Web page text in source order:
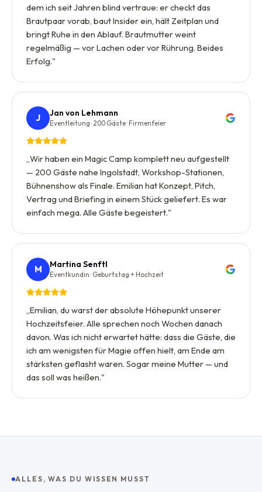
dem ich seit Jahren blind vertraue: er checkt das
Brautpaar vorab, baut Insider ein, hält Zeitplan und
bringt Ruhe in den Ablauf. Brautmutter weint
regelmäßig — vor Lachen oder vor Rührung. Beides
Erfolg."
J Jan von Lehmann
Eventleitung · 200 Gäste · Firmenfeier
„Wir haben ein Magic Camp komplett neu aufgestellt
— 200 Gäste nahe Ingolstadt, Workshop-Stationen,
Bühnenshow als Finale. Emilian hat Konzept, Pitch,
Vertrag und Briefing in einem Stück geliefert. Es war
einfach mega. Alle Gäste begeistert."
M Martina Senftl
Eventkundin · Geburtstag + Hochzeit
„Emilian, du warst der absolute Höhepunkt unserer
Hochzeitsfeier. Alle sprechen noch Wochen danach
davon. Was ich nicht erwartet hätte: dass die Gäste, die
ich am wenigsten für Magie offen hielt, am Ende am
stärksten geflasht waren. Sogar meine Mutter — und
das soll was heißen."
ALLES, WAS DU WISSEN MUSST